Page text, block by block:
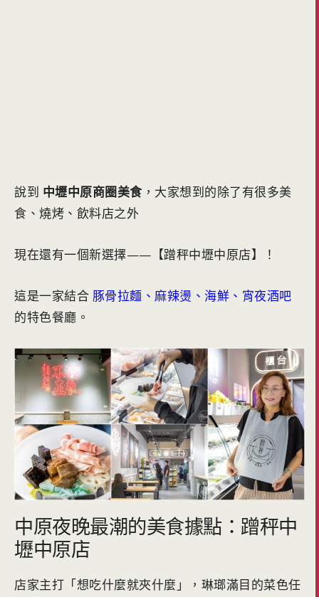
說到 中壢中原商圈美食，大家想到的除了有很多美
食、燒烤、飲料店之外
現在還有一個新選擇——【蹭秤中壢中原店】！
這是一家結合 豚骨拉麵、麻辣燙、海鮮、宵夜酒吧
的特色餐廳。
中原夜晚最潮的美食據點：蹭秤中
壢中原店
店家主打「想吃什麼就夾什麼」，琳瑯滿目的菜色任